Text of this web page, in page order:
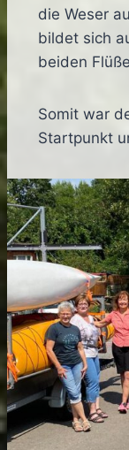
die Weser
bildet sich
beiden
Somit war
Startpunkt